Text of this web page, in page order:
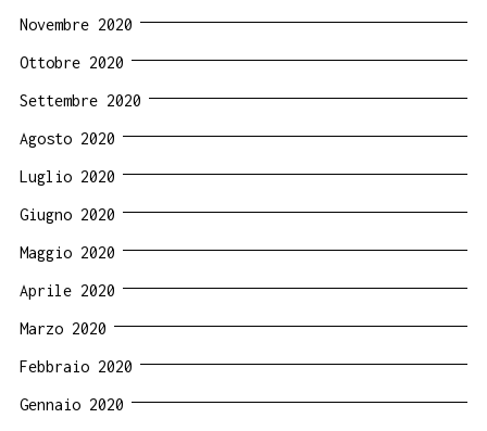
Novembre 2020
Ottobre 2020
Settembre 2020
Agosto 2020
Luglio 2020
Giugno 2020
Maggio 2020
Aprile 2020
Marzo 2020
Febbraio 2020
Gennaio 2020